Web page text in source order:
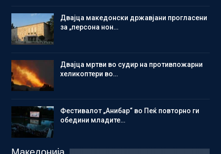
Двајца македонски државјани прогласени
за „персона нон…
Двајца мртви во судир на противпожарни
хеликоптери во…
Фестивалот „Анибар“ во Пеќ повторно ги
обедини младите…